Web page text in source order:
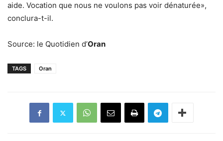
aide. Vocation que nous ne voulons pas voir dénaturée»,
conclura-t-il.
Source: le Quotidien d’Oran
TAGS Oran